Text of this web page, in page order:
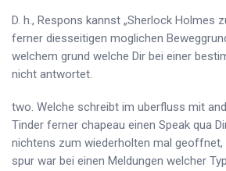
D. h., Respons kannst „Sherlock Holmes
ferner diesseitigen moglichen
welchem grund welche Dir bei einer
nicht antwortet.
two. Welche schreibt im uberfluss mit
Tinder ferner chapeau einen Speak qua
nichtens zum wiederholten mal geoffnet,
spur war bei einen Meldungen welcher